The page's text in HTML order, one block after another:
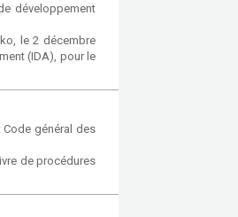
développement
le 2 décembre
(IDA), pour le
général des
de procédures